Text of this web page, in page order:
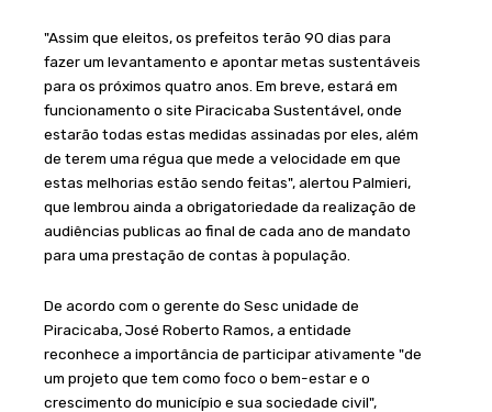
"Assim que eleitos, os prefeitos terão 90 dias para
fazer um levantamento e apontar metas sustentáveis
para os próximos quatro anos. Em breve, estará em
funcionamento o site Piracicaba Sustentável, onde
estarão todas estas medidas assinadas por eles, além
de terem uma régua que mede a velocidade em que
estas melhorias estão sendo feitas", alertou Palmieri,
que lembrou ainda a obrigatoriedade da realização de
audiências publicas ao final de cada ano de mandato
para uma prestação de contas à população.
De acordo com o gerente do Sesc unidade de
Piracicaba, José Roberto Ramos, a entidade
reconhece a importância de participar ativamente "de
um projeto que tem como foco o bem-estar e o
crescimento do município e sua sociedade civil",